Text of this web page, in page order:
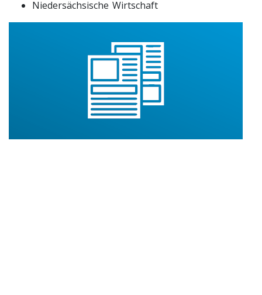
Niedersächsische Wirtschaft